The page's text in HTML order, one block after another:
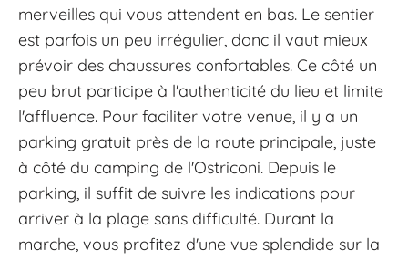
merveilles qui vous attendent en bas. Le sentier
est parfois un peu irrégulier, donc il vaut mieux
prévoir des chaussures confortables. Ce côté un
peu brut participe à l'authenticité du lieu et limite
l'affluence. Pour faciliter votre venue, il y a un
parking gratuit près de la route principale, juste
à côté du camping de l'Ostriconi. Depuis le
parking, il suffit de suivre les indications pour
arriver à la plage sans difficulté. Durant la
marche, vous profitez d'une vue splendide sur la